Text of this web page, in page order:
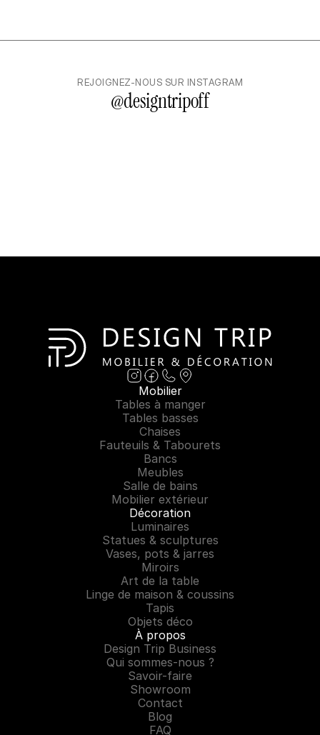
REJOIGNEZ-NOUS SUR INSTAGRAM
@designtripoff
Mobilier
Tables à manger
Tables basses
Chaises
Fauteuils & Tabourets
Bancs
Meubles
Salle de bains
Mobilier extérieur
Décoration
Luminaires
Statues & sculptures
Vases, pots & jarres
Miroirs
Art de la table
Linge de maison & coussins
Tapis
Objets déco
À propos
Design Trip Business
Qui sommes-nous ?
Savoir-faire
Showroom
Contact
Blog
FAQ